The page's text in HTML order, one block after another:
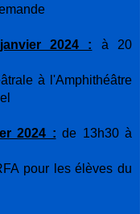
2024 : à 20
à l'Amphithéâtre
2024 : de 13h30 à
pour les élèves du